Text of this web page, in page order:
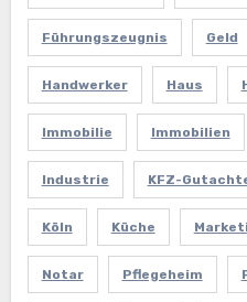
Führungszeugnis Geld
Handwerker Haus
Immobilie Immobilien
Industrie KFZ-
Köln Küche
Notar Pflegeheim